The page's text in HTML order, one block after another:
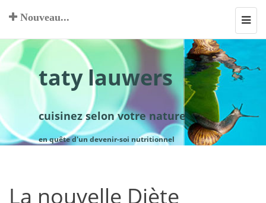
Nouveau...
taty lauwers
cuisinez selon votre nature
en quête d'un devenir-soi nutritionnel
La nouvelle Diète